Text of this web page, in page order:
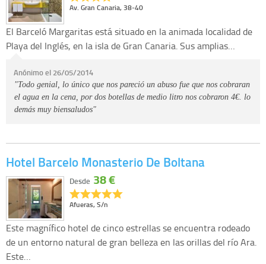
Av. Gran Canaria, 38-40
El Barceló Margaritas está situado en la animada localidad de
Playa del Inglés, en la isla de Gran Canaria. Sus amplias…
Anónimo el 26/05/2014
"Todo genial, lo único que nos pareció un abuso fue que nos cobraran
el agua en la cena, por dos botellas de medio litro nos cobraron 4€. lo
demás muy biensaludos"
Hotel Barcelo Monasterio De Boltana
Afueras, S/n
Desde 38 €
Este magnífico hotel de cinco estrellas se encuentra rodeado
de un entorno natural de gran belleza en las orillas del río Ara.
Este…